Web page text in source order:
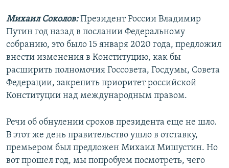
Михаил Соколов:Президент России Владимир
Путин год назад в послании Федеральному
собранию, это было 15 января 2020 года, предложил
внести изменения в Конституцию, как бы
расширить полномочия Госсовета, Госдумы, Совета
Федерации, закрепить приоритет российской
Конституции над международным правом.
Речи об обнулении сроков президента еще не шло.
В этот же день правительство ушло в отставку,
премьером был предложен Михаил Мишустин. Но
вот прошел год, мы попробуем посмотреть, чего